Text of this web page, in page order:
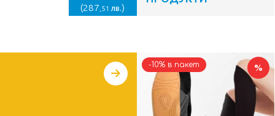
(287 ,51 лв.)
%
-10% в пакет